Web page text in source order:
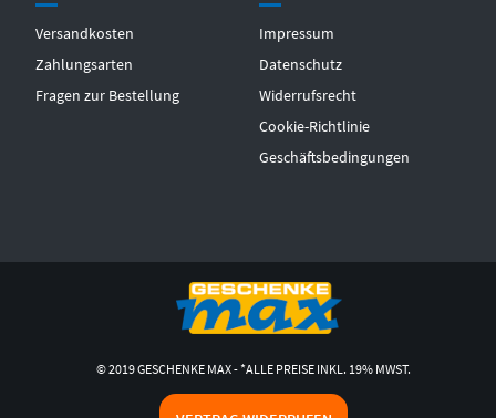
Versandkosten
Zahlungsarten
Fragen zur Bestellung
Impressum
Datenschutz
Widerrufsrecht
Cookie-Richtlinie
Geschäftsbedingungen
© 2019 GESCHENKE MAX - *ALLE PREISE INKL. 19% MWST.